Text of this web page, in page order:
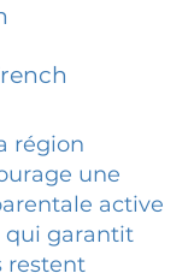
région
une
active
qui garantit
restent